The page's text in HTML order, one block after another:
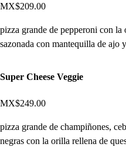
MX$209.00
pizza grande de pepperoni con
sazonada con mantequilla de ajo
Super Cheese Veggie
MX$249.00
pizza grande de champiñones,
negras con la orilla rellena de